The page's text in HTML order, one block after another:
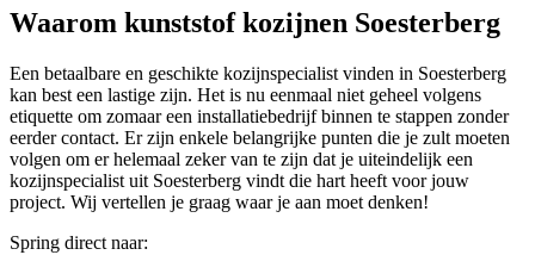
Waarom kunststof kozijnen Soesterberg
Een betaalbare en geschikte kozijnspecialist vinden in Soesterberg
kan best een lastige zijn. Het is nu eenmaal niet geheel volgens
etiquette om zomaar een installatiebedrijf binnen te stappen zonder
eerder contact. Er zijn enkele belangrijke punten die je zult moeten
volgen om er helemaal zeker van te zijn dat je uiteindelijk een
kozijnspecialist uit Soesterberg vindt die hart heeft voor jouw
project. Wij vertellen je graag waar je aan moet denken!
Spring direct naar: